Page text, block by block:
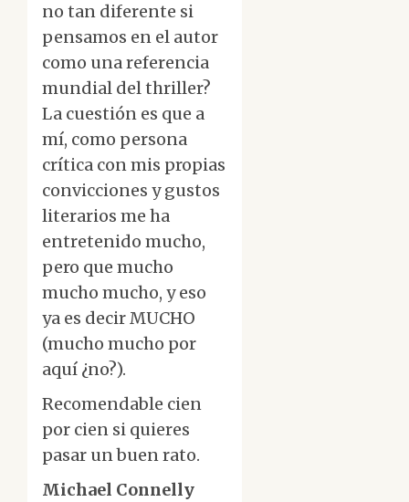
no tan diferente si
pensamos en el autor
como una referencia
mundial del thriller?
La cuestión es que a
mí, como persona
crítica con mis propias
convicciones y gustos
literarios me ha
entretenido mucho,
pero que mucho
mucho mucho, y eso
ya es decir MUCHO
(mucho mucho por
aquí ¿no?).
Recomendable cien
por cien si quieres
pasar un buen rato.
Michael Connelly